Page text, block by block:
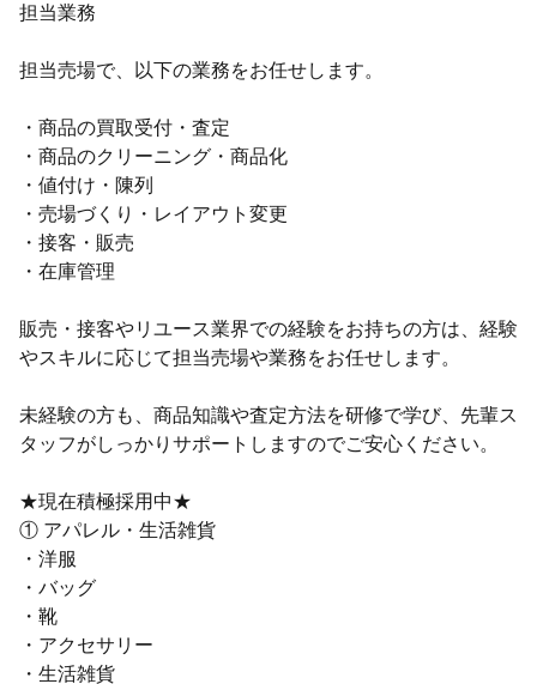
担当業務
担当売場で、以下の業務をお任せします。
・商品の買取受付・査定
・商品のクリーニング・商品化
・値付け・陳列
・売場づくり・レイアウト変更
・接客・販売
・在庫管理
販売・接客やリユース業界での経験をお持ちの方は、経験
やスキルに応じて担当売場や業務をお任せします。
未経験の方も、商品知識や査定方法を研修で学び、先輩ス
タッフがしっかりサポートしますのでご安心ください。
★現在積極採用中★
① アパレル・生活雑貨
・洋服
・バッグ
・靴
・アクセサリー
・生活雑貨